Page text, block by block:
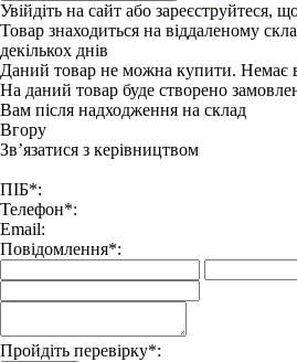
Увійдіть на сайт або зареєструйтеся,
Товар знаходиться на віддаленому
декількох днів
Даний товар не можна купити. Немає
На даний товар буде створено
Вам після надходження на склад
Вгору
Зв’язатися з керівництвом
ПІБ*:
Телефон*:
Email:
Повідомлення*:
Пройдіть перевірку*: